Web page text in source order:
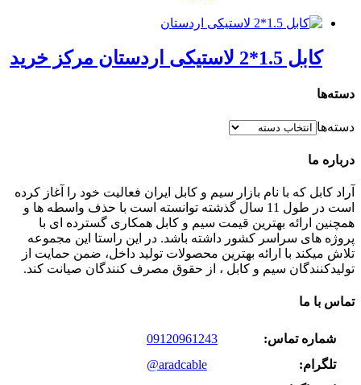
کابل 1.5*2 لاستیکی اردستان مرکز خرید
دسته‌ها
دسته‌ها
درباره ما
آراد کابل که با نام بازار سیم و کابل ایران فعالیت خود را آغاز کرده
است در طول 11 سال گذشته توانسته است با حذف واسطه ها و
همچنین ارائه بهترین قیمت سیم و کابل همکاری گسترده ای با
پروژه های سراسر کشور داشته باشد. در این راستا این مجموعه
تلاش میکند با ارائه بهترین محصولات تولید داخل، ضمن حمایت از
تولیدکنندگان سیم و کابل ، از حقوق مصرف کنندگان صیانت کند.
تماس با ما
شماره تماس:
09120961243
تلگرام:
@aradcable